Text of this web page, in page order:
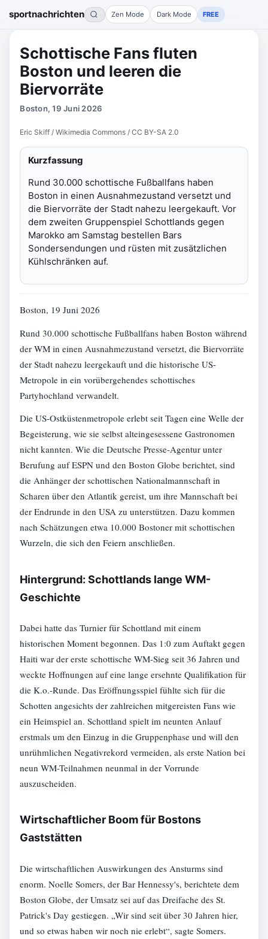
sportnachrichten Zen Mode Dark Mode FREE
Schottische Fans fluten
Boston und leeren die
Biervorräte
Boston, 19 Juni 2026
Eric Skiff / Wikimedia Commons / CC BY-SA 2.0
Kurzfassung
Rund 30.000 schottische Fußballfans haben
Boston in einen Ausnahmezustand versetzt und
die Biervorräte der Stadt nahezu leergekauft. Vor
dem zweiten Gruppenspiel Schottlands gegen
Marokko am Samstag bestellen Bars
Sondersendungen und rüsten mit zusätzlichen
Kühlschränken auf.
Boston, 19 Juni 2026
Rund 30.000 schottische Fußballfans haben Boston während
der WM in einen Ausnahmezustand versetzt, die Biervorräte
der Stadt nahezu leergekauft und die historische US-
Metropole in ein vorübergehendes schottisches
Partyhochland verwandelt.
Die US-Ostküstenmetropole erlebt seit Tagen eine Welle der
Begeisterung, wie sie selbst alteingesessene Gastronomen
nicht kannten. Wie die Deutsche Presse-Agentur unter
Berufung auf ESPN und den Boston Globe berichtet, sind
die Anhänger der schottischen Nationalmannschaft in
Scharen über den Atlantik gereist, um ihre Mannschaft bei
der Endrunde in den USA zu unterstützen. Dazu kommen
nach Schätzungen etwa 10.000 Bostoner mit schottischen
Wurzeln, die sich den Feiern anschließen.
Hintergrund: Schottlands lange WM-
Geschichte
Dabei hatte das Turnier für Schottland mit einem
historischen Moment begonnen. Das 1:0 zum Auftakt gegen
Haiti war der erste schottische WM-Sieg seit 36 Jahren und
weckte Hoffnungen auf eine lange ersehnte Qualifikation für
die K.o.-Runde. Das Eröffnungsspiel fühlte sich für die
Schotten angesichts der zahlreichen mitgereisten Fans wie
ein Heimspiel an. Schottland spielt im neunten Anlauf
erstmals um den Einzug in die Gruppenphase und will den
unrühmlichen Negativrekord vermeiden, als erste Nation bei
neun WM-Teilnahmen neunmal in der Vorrunde
auszuscheiden.
Wirtschaftlicher Boom für Bostons
Gaststätten
Die wirtschaftlichen Auswirkungen des Ansturms sind
enorm. Noelle Somers, der Bar Hennessy's, berichtete dem
Boston Globe, der Umsatz sei auf das Dreifache des St.
Patrick's Day gestiegen. „Wir sind seit über 30 Jahren hier,
und so etwas haben wir noch nie erlebt“, sagte Somers.